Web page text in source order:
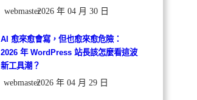
webmaster2026 年 04 月 30 日
AI 愈來愈會寫，但也愈來愈危險：
2026 年 WordPress 站長該怎麼看這波
新工具潮？
webmaster2026 年 04 月 29 日